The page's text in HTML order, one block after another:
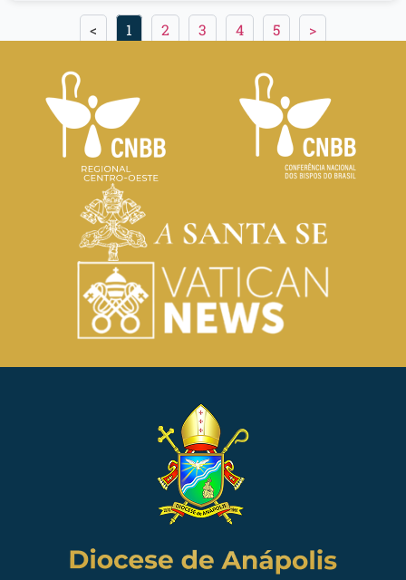
< 1 2 3 4 5 >